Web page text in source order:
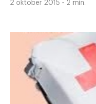
2 oktober 2015 - 2 min.